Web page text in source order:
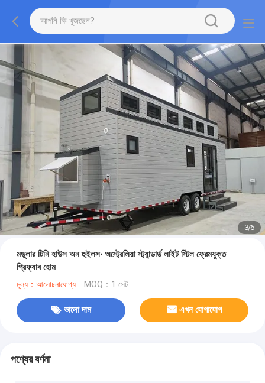
3/6
মডুলার টিনি হাউস অন হুইলস∙ অস্ট্রেলিয়া স্ট্যান্ডার্ড লাইট স্টিল ফ্রেমযুক্ত
প্রিফ্যাব হোম
মূল্য：আলোচনাযোগ্য MOQ：1 সেট
ভালো দাম এখন যোগাযোগ
পণ্যের বর্ণনা